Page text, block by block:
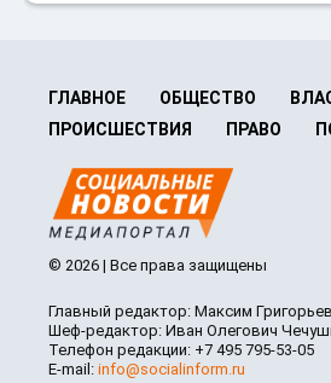
ГЛАВНОЕ ОБЩЕСТВО
ПРОИСШЕСТВИЯ
ПРАВО
© 2026 | Все права защищены
Главный редактор: Максим
Шеф-редактор: Иван Олегович
Телефон редакции: +7 495 795-53-05
E-mail: info@socialinform.ru